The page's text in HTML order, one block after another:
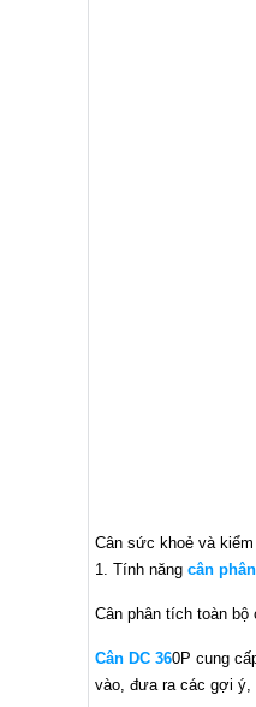
Cân sức khoẻ và kiểm
1. Tính năng cân
Cân phân tích toàn
Cân DC 360P cung
vào, đưa ra các gợi